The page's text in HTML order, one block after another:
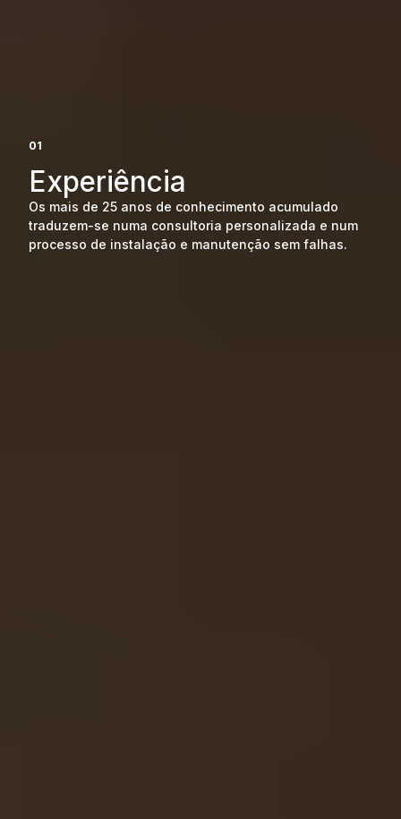
01
Experiência
Os mais de 25 anos de conhecimento acumulado
traduzem-se numa consultoria personalizada e num
processo de instalação e manutenção sem falhas.